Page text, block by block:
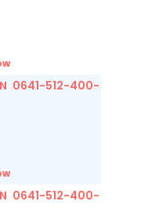
0641-512-400-
0641-512-400-